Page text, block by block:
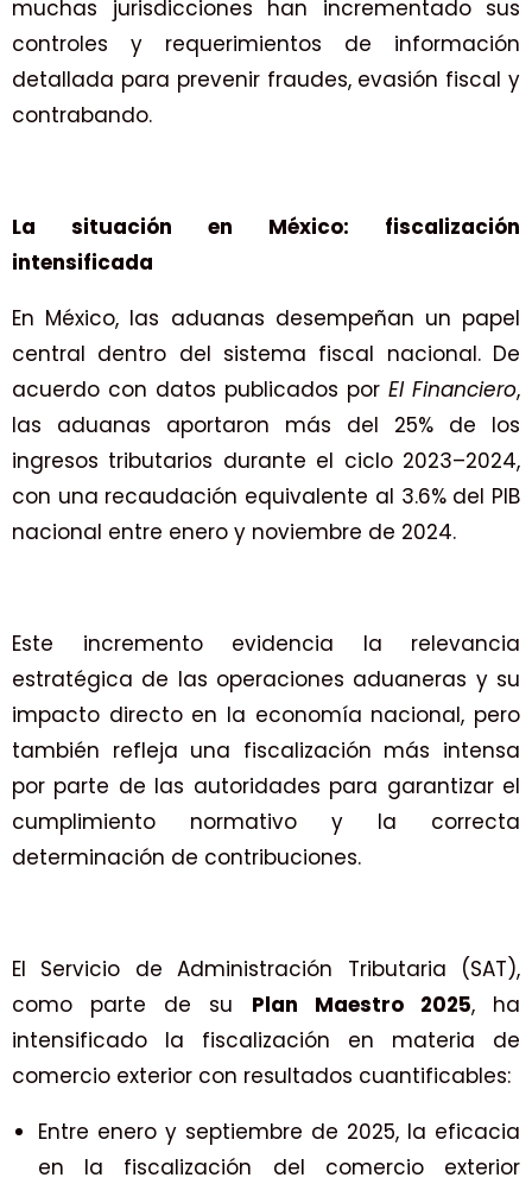
muchas jurisdicciones han incrementado sus
controles y requerimientos de información
detallada para prevenir fraudes, evasión fiscal y
contrabando.
La situación en México: fiscalización
intensificada
En México, las aduanas desempeñan un papel
central dentro del sistema fiscal nacional. De
acuerdo con datos publicados por El Financiero,
las aduanas aportaron más del 25% de los
ingresos tributarios durante el ciclo 2023–2024,
con una recaudación equivalente al 3.6% del PIB
nacional entre enero y noviembre de 2024.
Este incremento evidencia la relevancia
estratégica de las operaciones aduaneras y su
impacto directo en la economía nacional, pero
también refleja una fiscalización más intensa
por parte de las autoridades para garantizar el
cumplimiento normativo y la correcta
determinación de contribuciones.
El Servicio de Administración Tributaria (SAT),
como parte de su Plan Maestro 2025, ha
intensificado la fiscalización en materia de
comercio exterior con resultados cuantificables:
Entre enero y septiembre de 2025, la eficacia
en la fiscalización del comercio exterior